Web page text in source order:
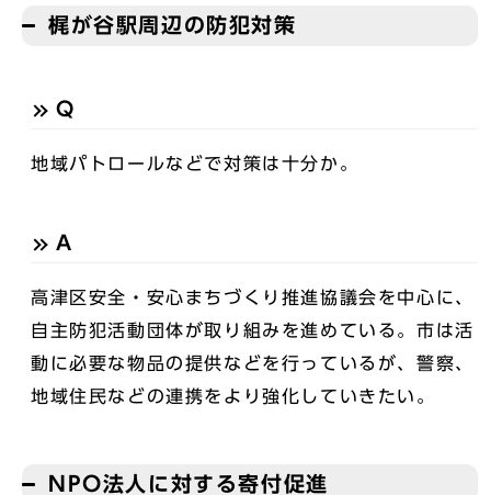
梶が谷駅周辺の防犯対策
Q
地域パトロールなどで対策は十分か。
A
高津区安全・安心まちづくり推進協議会を中心に、
自主防犯活動団体が取り組みを進めている。市は活
動に必要な物品の提供などを行っているが、警察、
地域住民などの連携をより強化していきたい。
NPO法人に対する寄付促進